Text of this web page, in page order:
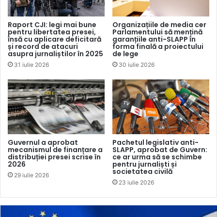
condamnat agresiunea.
„Condamnăm un astfel de comportament abominabil.
Acțiunile participanților la manifestație constituie o
încălcare a dreptului la integritatea corporală a persoanei,
ingerință adusă drepturilor speciale garantate jurnaliștilor.
Potrivit Legii cu privire la libertatea de exprimare, statul
garantează libertatea de exprimare a presei, iar
împiedicarea ilegală intenționată a activității mass-mediei
atrage răspundere penală. Amenințarea cu vătămarea
integrității corporale sau a sănătății, injuria, precum și
acostarea jignitoare în locuri publice a persoanei
constituie fapte incriminate de legislație”, se arată în
declarația organizațiilor semnatare.
Platforma pentru protecția jurnalismului și siguranța
Raport CJI: legi mai bune
pentru libertatea presei,
însă cu aplicare deficitară
și record de atacuri
asupra jurnaliștilor în 2025
31 iulie 2026
Organizațiile de media cer
Parlamentului să mențină
garanțiile anti-SLAPP în
forma finală a proiectului
de lege
30 iulie 2026
Guvernul a aprobat
mecanismul de finanțare a
distribuției presei scrise în
2026
29 iulie 2026
Pachetul legislativ anti-
SLAPP, aprobat de Guvern:
ce ar urma să se schimbe
pentru jurnaliști și
societatea civilă
23 iulie 2026